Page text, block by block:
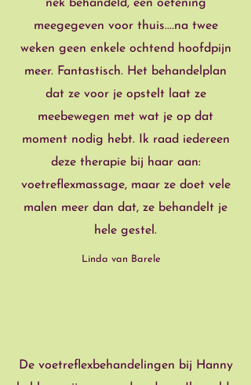
nek behandeld, een oefening
meegegeven voor thuis....na twee
weken geen enkele ochtend hoofdpijn
meer. Fantastisch. Het behandelplan
dat ze voor je opstelt laat ze
meebewegen met wat je op dat
moment nodig hebt. Ik raad iedereen
deze therapie bij haar aan:
voetreflexmassage, maar ze doet vele
malen meer dan dat, ze behandelt je
hele gestel.
Linda van Barele
De voetreflexbehandelingen bij Hanny